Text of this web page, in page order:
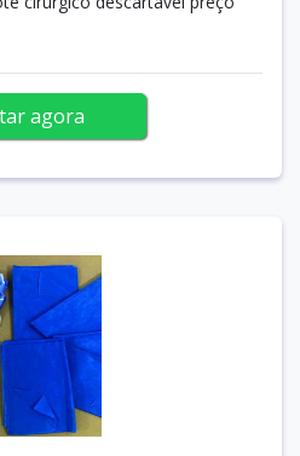
agora